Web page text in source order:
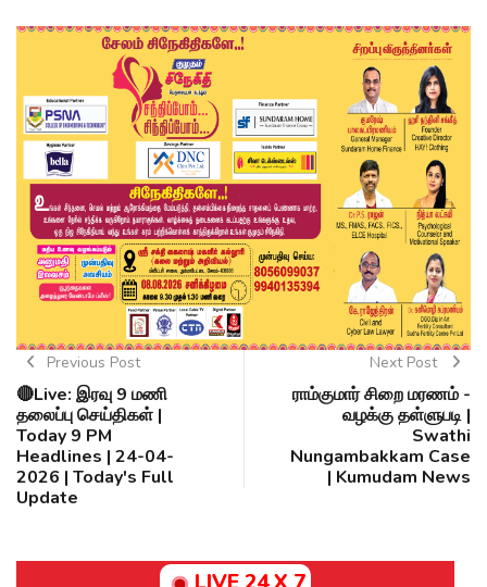
Previous Post
🔴Live: இரவு 9 மணி
தலைப்பு செய்திகள் |
Today 9 PM
Headlines | 24-04-
2026 | Today's Full
Update
Next Post
ராம்குமார் சிறை மரணம் -
வழக்கு தள்ளுபடி |
Swathi
Nungambakkam Case
| Kumudam News